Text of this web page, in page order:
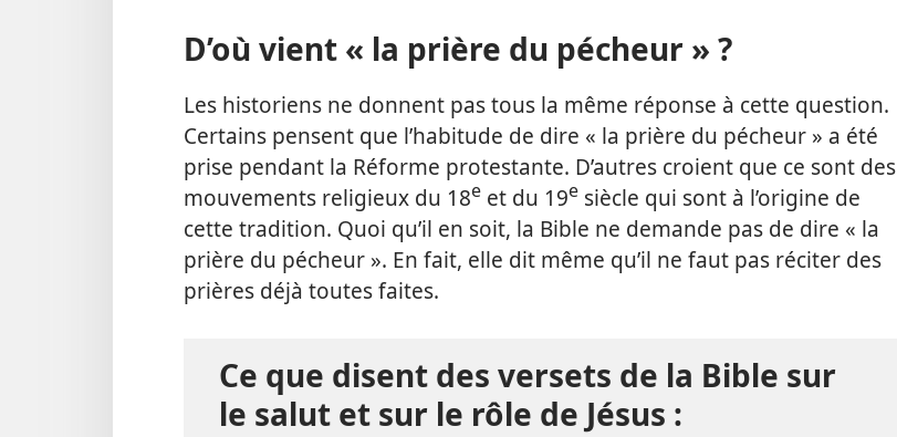
D’où vient « la prière du pécheur » ?
Les historiens ne donnent pas tous la même réponse à cette question.
Certains pensent que l’habitude de dire « la prière du pécheur » a été
prise pendant la Réforme protestante. D’autres croient que ce sont des
mouvements religieux du 18e et du 19e siècle qui sont à l’origine de
cette tradition. Quoi qu’il en soit, la Bible ne demande pas de dire « la
prière du pécheur ». En fait, elle dit même qu’il ne faut pas réciter des
prières déjà toutes faites.
Ce que disent des versets de la Bible sur
le salut et sur le rôle de Jésus :